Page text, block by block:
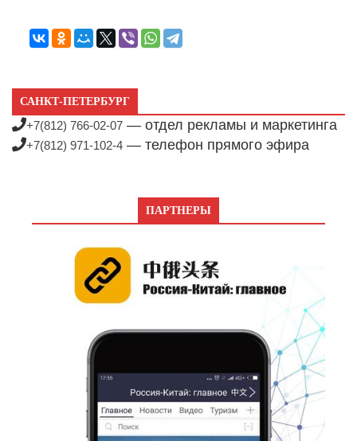
САНКТ-ПЕТЕРБУРГ
+7(812) 766-02-07 — отдел рекламы и маркетинга
+7(812) 971-102-4 — телефон прямого эфира
ПАРТНЕРЫ